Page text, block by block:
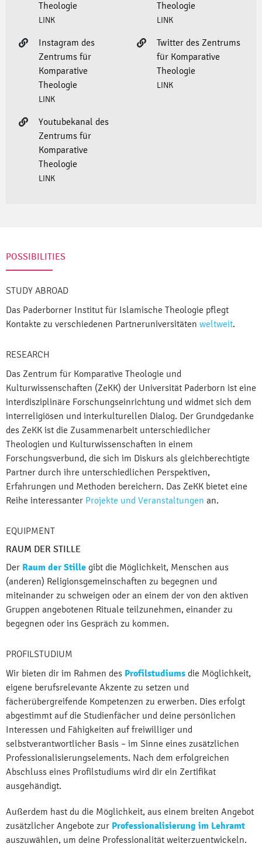
Theologie
LINK
Theologie
LINK
Instagram des
Zentrums für
Komparative
Theologie
LINK
Twitter des Zentrums
für Komparative
Theologie
LINK
Youtubekanal des
Zentrums für
Komparative
Theologie
LINK
POSSIBILITIES
STUDY ABROAD
Das Paderborner Institut für Islamische Theologie pflegt
Kontakte zu verschiedenen Partneruniversitäten weltweit.
RESEARCH
Das Zentrum für Komparative Theologie und
Kulturwissenschaften (ZeKK) der Universität Paderborn ist eine
interdisziplinäre Forschungseinrichtung und widmet sich dem
interreligiösen und interkulturellen Dialog. Der Grundgedanke
des ZeKK ist die Zusammenarbeit unterschiedlicher
Theologien und Kulturwissenschaften in einem
Forschungsverbund, die sich im Diskurs als gleichberechtigte
Partner durch ihre unterschiedlichen Perspektiven,
Erfahrungen und Methoden bereichern. Das ZeKK bietet eine
Reihe interessanter Projekte und Veranstaltungen an.
EQUIPMENT
RAUM DER STILLE
Der Raum der Stille gibt die Möglichkeit, Menschen aus
(anderen) Religionsgemeinschaften zu begegnen und
miteinander zu schweigen oder an einem der von den aktiven
Gruppen angebotenen Rituale teilzunehmen, einander zu
begegnen oder ins Gespräch zu kommen.
PROFILSTUDIUM
Wir bieten dir im Rahmen des Profilstudiums die Möglichkeit,
eigene berufsrelevante Akzente zu setzen und
fächerübergreifende Kompetenzen zu erwerben. Dies erfolgt
abgestimmt auf die Studienfächer und deine persönlichen
Interessen und Fähigkeiten auf freiwilliger und
selbstverantwortlicher Basis – im Sinne eines zusätzlichen
Professionalisierungselements. Nach dem erfolgreichen
Abschluss eines Profilstudiums wird dir ein Zertifikat
ausgehändigt.
Außerdem hast du die Möglichkeit, aus einem breiten Angebot
zusätzlicher Angebote zur Professionalisierung im Lehramt
auszuwählen, um deine Professionalität weiterzuentwickeln.